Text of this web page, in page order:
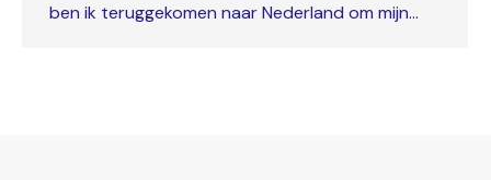
ben ik teruggekomen naar Nederland om mijn…